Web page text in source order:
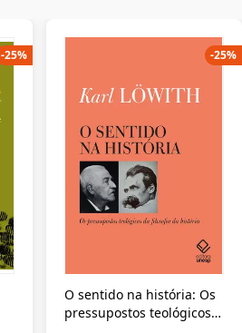
-25%
O sentido na história: Os
pressupostos teológicos
-25%